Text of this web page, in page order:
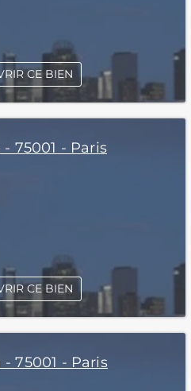
CE BIEN
75001 - Paris
CE BIEN
75001 - Paris